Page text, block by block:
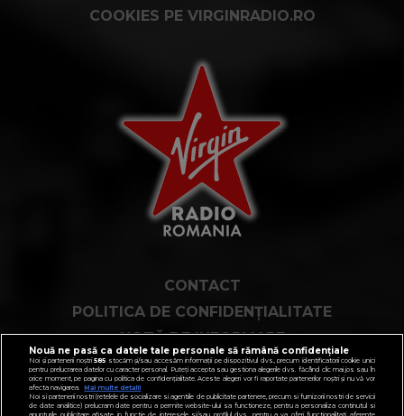
COOKIES PE VIRGINRADIO.RO
CONTACT
POLITICA DE CONFIDENȚIALITATE
NOTĂ DE INFORMARE
TERMENI ȘI CONDIȚII
COD DEONTOLOGIC
Nouă ne pasă ca datele tale personale să rămână confidențiale
Noi și partenerii noștri585 stocăm și/sau accesăm informații pe dispozitivul dvs., precum identificatorii cookie unici
pentru prelucrarea datelor cu caracter personal. Puteți accepta sau gestiona alegerile dvs. făcând clic mai jos sau în
orice moment, pe pagina cu politica de confidențialitate. Aceste alegeri vor fi raportate partenerilor noștri și nu vă vor
afecta navigarea.
Mai multe detalii
Noi si partenerii nostri (retelele de socializare si agentiile de publicitate partenere, precum si furnizorii nostri de servicii
de date analitice) prelucram date pentru a permite website-ului sa functioneze, pentru a personaliza continutul si